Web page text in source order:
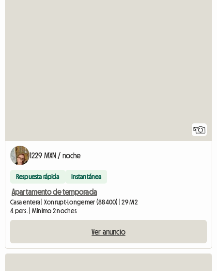
5
1229 MXN / noche
Respuesta rápida Instantánea
Apartamento de temporada
Casa entera | Xonrupt-Longemer (88400) | 29 M2
4 pers. | Mínimo 2 noches
Ver anuncio